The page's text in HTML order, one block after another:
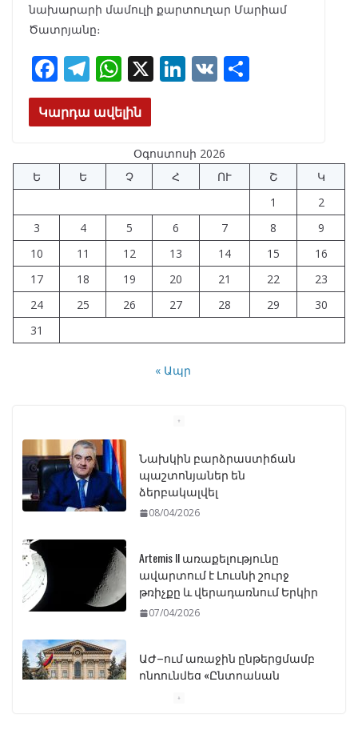
նախարարի մամուլի քարտուղար Մարիամ
Ծատրյանը։
F
ac
e
o
o
k
T
el
e
a
m
W
h
at
A
p
p
X Li
e
dI
n
V
Կարդա ավելին
Օգոստոսի 2026
Ե
Ե Չ Հ ՈՒ Շ
Կ
1
2
3
4 5 6 7 8
9
10
11 12 13 14 15
16
17
18 19 20 21 22
23
24
25 26 27 28 29
30
31
« Ապր
Նախկին բարձրաստիճան
պաշտոնյաներ են
ձերբակալվել
08/04/2026
Artemis II առաքելությունը
ավարտում է Լուսնի շուրջ
թռիչքը և վերադառնում Երկիր
07/04/2026
ԱԺ–ում առաջին ընթերցմամբ
ընդունվեց «Ընտրական